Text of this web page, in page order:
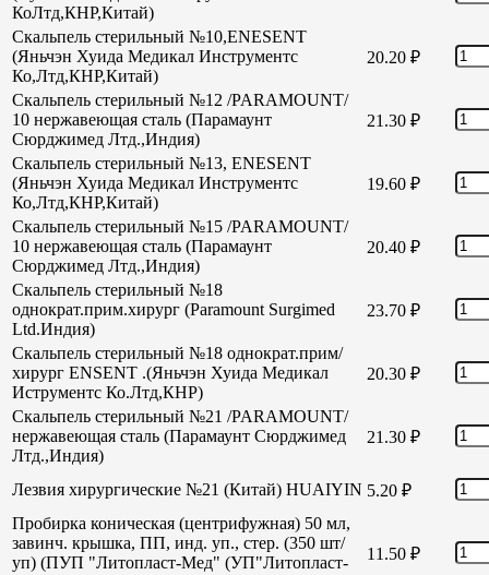
КоЛтд,КНР,Китай)
Скальпель стерильный №10,ENESENT
(Яньчэн Хуида Медикал Инструментс
Ко,Лтд,КНР,Китай)
20.20 ₽
Скальпель стерильный №12 /PARAMOUNT/
10 нержавеющая сталь (Парамаунт
Сюрджимед Лтд.,Индия)
21.30 ₽
Скальпель стерильный №13, ENESENT
(Яньчэн Хуида Медикал Инструментс
Ко,Лтд,КНР,Китай)
19.60 ₽
Скальпель стерильный №15 /PARAMOUNT/
10 нержавеющая сталь (Парамаунт
Сюрджимед Лтд.,Индия)
20.40 ₽
Скальпель стерильный №18
однократ.прим.хирург (Paramount Surgimed
Ltd.Индия)
23.70 ₽
Скальпель стерильный №18 однократ.прим/
хирург ENSENT .(Яньчэн Хуида Медикал
Иструментс Ко.Лтд,КНР)
20.30 ₽
Скальпель стерильный №21 /PARAMOUNT/
нержавеющая сталь (Парамаунт Сюрджимед
Лтд.,Индия)
21.30 ₽
Лезвия хирургические №21 (Китай) HUAIYIN 5.20 ₽
Пробирка коническая (центрифужная) 50 мл,
завинч. крышка, ПП, инд. уп., стер. (350 шт/
уп) (ПУП "Литопласт-Мед" (УП"Литопласт-
11.50 ₽